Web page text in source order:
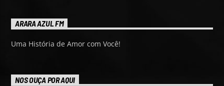
ARARA AZUL FM
Uma História de Amor com Você!
NOS OUÇA POR AQUI